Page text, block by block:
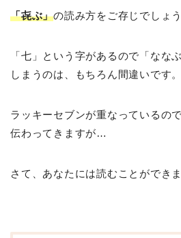
「㐂ぶ」の読み方をご存じでしょ
「七」という字があるので「なな
しまうのは、もちろん間違いです。
ラッキーセブンが重なっているので
伝わってきますが…
さて、あなたには読むことができ